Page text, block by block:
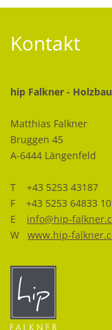
Kontakt
hip Falkner -
Matthias Falkner
Bruggen 45
A-6444 Längenfeld
T +43 5253 43187
F +43 5253 64833 10
E info@hip-
W www.hip-